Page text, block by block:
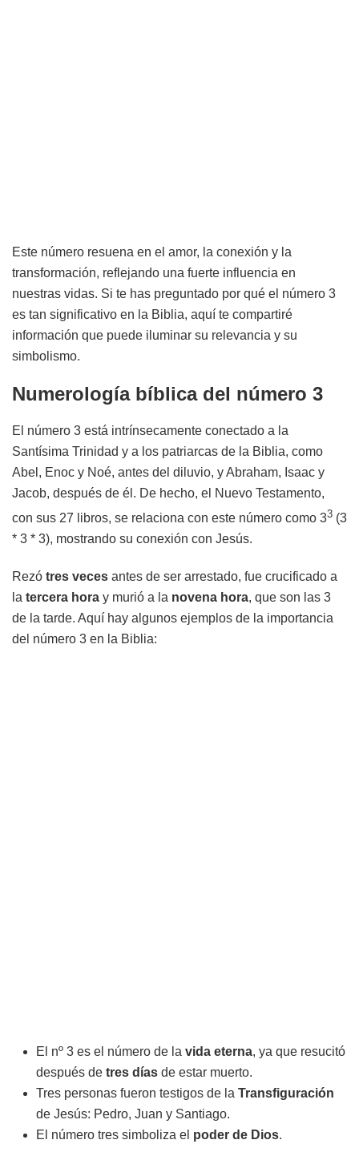
Este número resuena en el amor, la conexión y la
transformación, reflejando una fuerte influencia en
nuestras vidas. Si te has preguntado por qué el número 3
es tan significativo en la Biblia, aquí te compartiré
información que puede iluminar su relevancia y su
simbolismo.
Numerología bíblica del número 3
El número 3 está intrínsecamente conectado a la
Santísima Trinidad y a los patriarcas de la Biblia, como
Abel, Enoc y Noé, antes del diluvio, y Abraham, Isaac y
Jacob, después de él. De hecho, el Nuevo Testamento,
con sus 27 libros, se relaciona con este número como 33 (3
* 3 * 3), mostrando su conexión con Jesús.
Rezó tres veces antes de ser arrestado, fue crucificado a
la tercera hora y murió a la novena hora, que son las 3
de la tarde. Aquí hay algunos ejemplos de la importancia
del número 3 en la Biblia:
El nº 3 es el número de la vida eterna, ya que resucitó
después de tres días de estar muerto.
Tres personas fueron testigos de la Transfiguración
de Jesús: Pedro, Juan y Santiago.
El número tres simboliza el poder de Dios.